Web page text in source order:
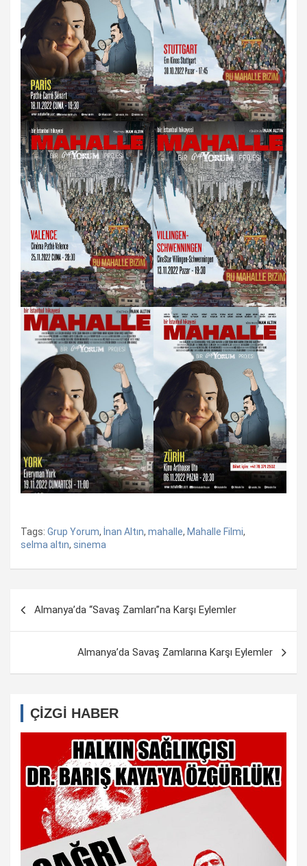
Tags: Grup Yorum, İnan Altın, mahalle, Mahalle Filmi,
selma altın, sinema
dolaşımı
Almanya’da “Savaş Zamları”na Karşı Eylemler
Almanya’da Savaş Zamlarına Karşı Eylemler
ÇİZGİ HABER